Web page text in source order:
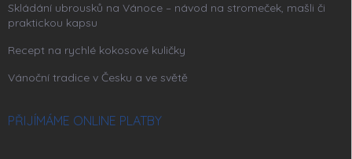
Skládání ubrousků na Vánoce – návod na stromeček, mašli či
praktickou kapsu
Recept na rychlé kokosové kuličky
Vánoční tradice v Česku a ve světě
PŘIJÍMÁME ONLINE PLATBY